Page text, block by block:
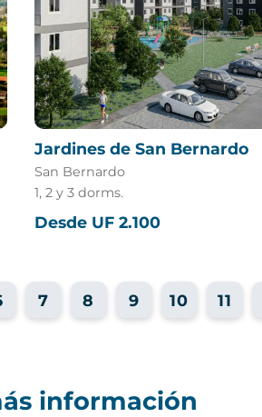
Jardines de San Bernardo
San Bernardo
1, 2 y 3 dorms.
Desde UF 2.100
7 8 9 10 11
información